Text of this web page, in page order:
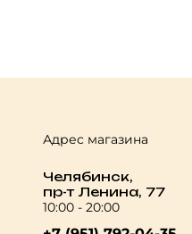
Адрес магазина
Челябинск,
пр-т Ленина, 77
10:00 - 20:00